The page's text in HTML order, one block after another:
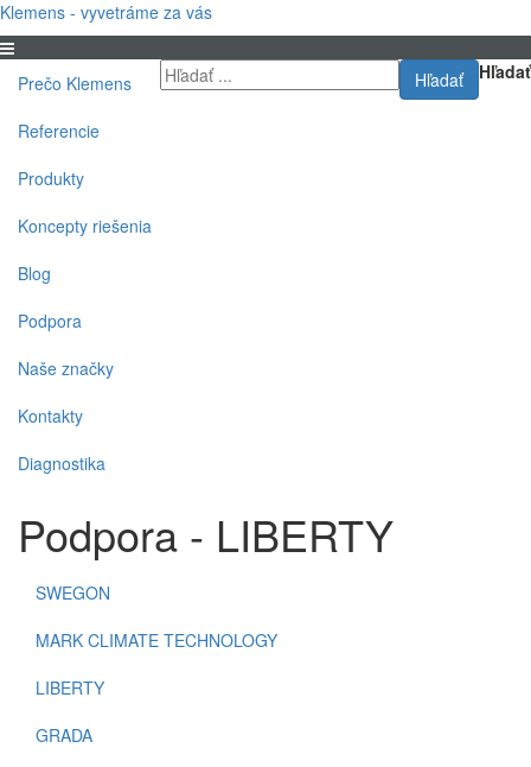
Klemens - vyvetráme za vás
Hľadať
Hľadať
Prečo Klemens
Referencie
Produkty
Koncepty riešenia
Blog
Podpora
Naše značky
Kontakty
Diagnostika
Podpora - LIBERTY
SWEGON
MARK CLIMATE TECHNOLOGY
LIBERTY
GRADA